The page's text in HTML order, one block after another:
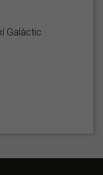
Galàctic